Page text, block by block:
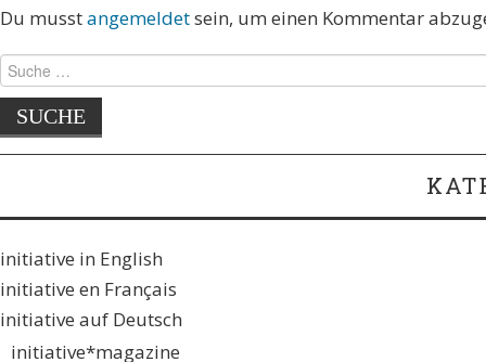
Du musstangemeldetsein, um einen Kommentar
initiative in English
initiative en Français
initiative auf Deutsch
initiative*magazine